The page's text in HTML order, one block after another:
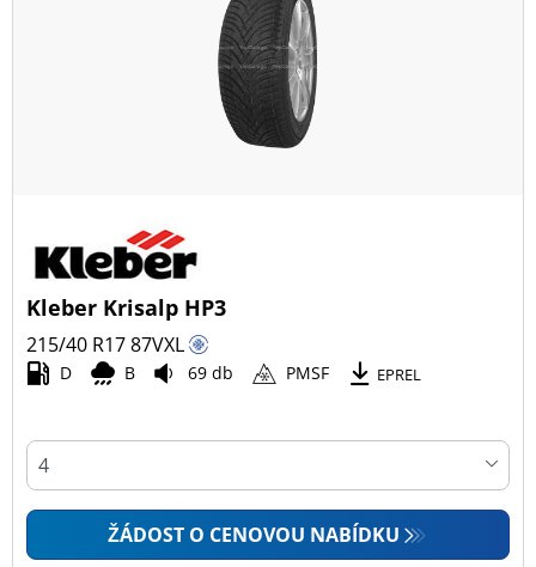
Kleber Krisalp HP3
215/40 R1787VXL
D B 69 db PMSF EPREL
ŽÁDOST O CENOVOU NABÍDKU